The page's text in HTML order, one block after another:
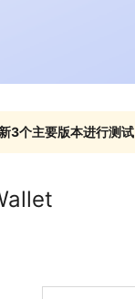
3个主要版本进行测试